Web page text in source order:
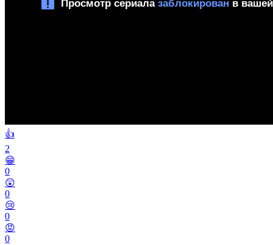
👍
2
😁
0
😲
0
😢
0
😡
0